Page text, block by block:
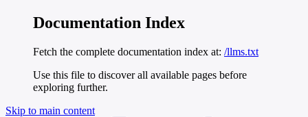
Documentation Index
Fetch the complete documentation index at: /llms.txt
Use this file to discover all available pages before
exploring further.
Skip to main content